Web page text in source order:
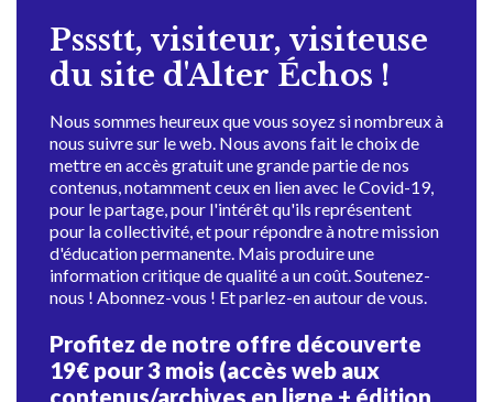
Pssstt, visiteur, visiteuse
du site d'Alter Échos !
Nous sommes heureux que vous soyez si nombreux à
nous suivre sur le web. Nous avons fait le choix de
mettre en accès gratuit une grande partie de nos
contenus, notamment ceux en lien avec le Covid-19,
pour le partage, pour l'intérêt qu'ils représentent
pour la collectivité, et pour répondre à notre mission
d'éducation permanente. Mais produire une
information critique de qualité a un coût. Soutenez-
nous ! Abonnez-vous ! Et parlez-en autour de vous.
Profitez de notre offre découverte
19€ pour 3 mois (accès web aux
contenus/archives en ligne + édition